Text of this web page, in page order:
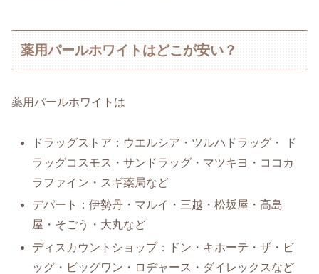
薬用パールホワイトはどこが安い？
薬用パールホワイトは
ドラッグストア：ウエルシア・ツルハドラッグ・ ド
ラッグコスモス・サンドラッグ・マツキヨ・ココカ
ラファイン・スギ薬局など
デパート：伊勢丹・マルイ・三越・松坂屋・高島
屋・そごう・大丸など
ディスカウントショップ：ドン・キホーテ・ザ・ビ
ッグ・ビッグワン・ロヂャース・ダイレックスなど